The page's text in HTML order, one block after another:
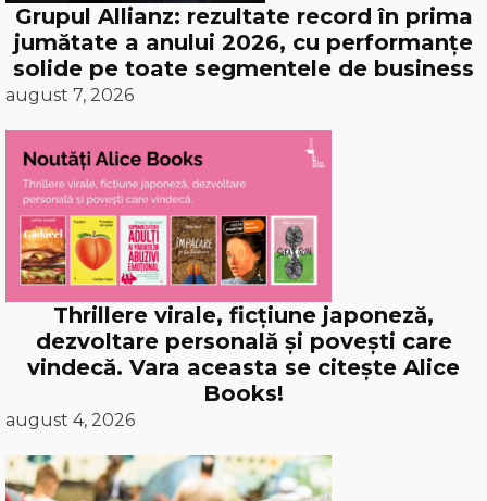
Grupul Allianz: rezultate record în prima
jumătate a anului 2026, cu performanțe
solide pe toate segmentele de business
august 7, 2026
Thrillere virale, ficțiune japoneză,
dezvoltare personală și povești care
vindecă. Vara aceasta se citește Alice
Books!
august 4, 2026